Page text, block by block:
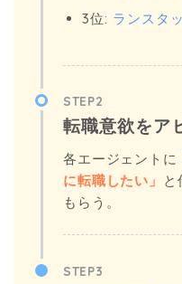
3位: ランスタ
STEP2
転職意欲をア
各エージェントに
に転職したい」 と
もらう。
STEP3